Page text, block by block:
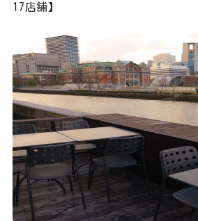
17店舗】